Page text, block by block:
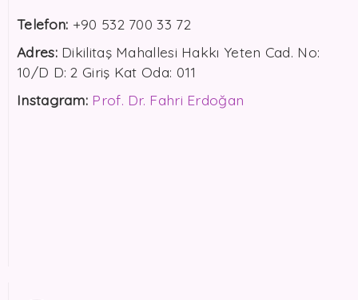
Telefon: +90 532 700 33 72
Adres:Dikilitaş Mahallesi Hakkı Yeten Cad. No:
10/D D: 2 Giriş Kat Oda: 011
Instagram: Prof. Dr. Fahri Erdoğan